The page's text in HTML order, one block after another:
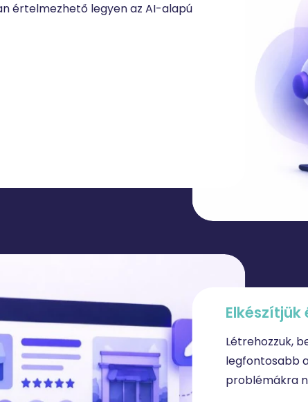
értelmezhető legyen az AI-alapú
Elkészítjük
Létrehozzuk,
legfontosabb
problémákra